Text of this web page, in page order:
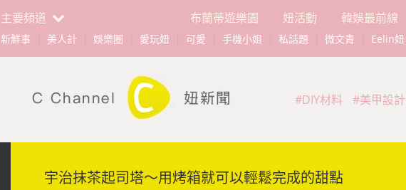
主要頻道 布蘭蒂遊樂園 妞活動 韓娛最前線
新鮮事 美人計 娛樂圈 愛玩妞 可愛 手機小姐 私話題 微文青 Eelin妞
#DIY材料 #美甲設計
宇治抹茶起司塔～用烤箱就可以輕鬆完成的甜點